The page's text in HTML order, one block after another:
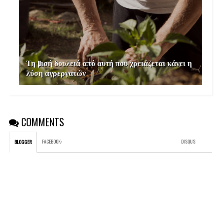
Τη µισή δουλειά από αυτή που χρειάζεται κάνει η
λύση αγρεργατών
COMMENTS
BLOGGER FACEBOOK: DISQUS